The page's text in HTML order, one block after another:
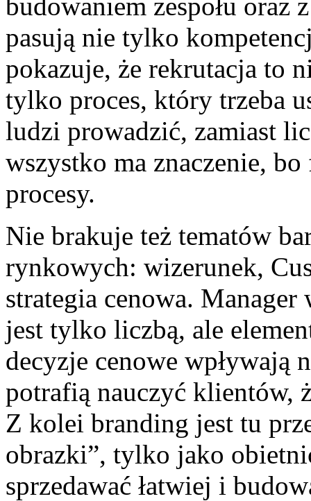
pasują nie tylko
pokazuje, że rekrutacja to
tylko proces, który trzeba
ludzi prowadzić, zamiast
wszystko ma znaczenie,
procesy.
Nie brakuje też tematów
rynkowych: wizerunek,
strategia cenowa. Manager
jest tylko liczbą, ale
decyzje cenowe wpływają
potrafią nauczyć klientów,
Z kolei branding jest tu
obrazki”, tylko jako
sprzedawać łatwiej i